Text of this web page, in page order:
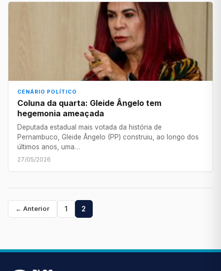
CENÁRIO POLÍTICO
Coluna da quarta: Gleide Ângelo tem
hegemonia ameaçada
Deputada estadual mais votada da história de
Pernambuco, Gleide Ângelo (PP) construiu, ao longo dos
últimos anos, uma…
27/05/2026
Paginação
posts
← Anterior 1 2